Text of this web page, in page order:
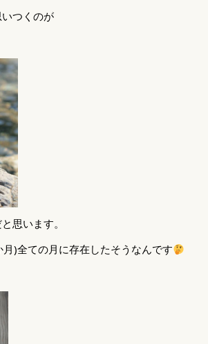
つくのが
思います。
)全ての月に存在したそうなんです